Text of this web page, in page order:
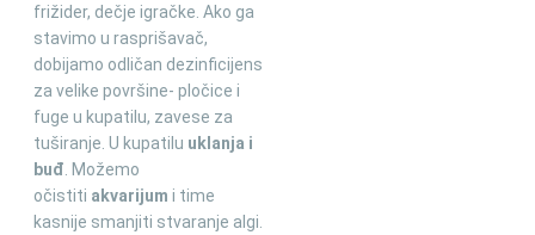
frižider, dečje igračke. Ako ga
stavimo u rasprišavač,
dobijamo odličan dezinficijens
za velike površine- pločice i
fuge u kupatilu, zavese za
tuširanje. U kupatilu uklanja i
buđ . Možemo
očistiti akvarijum i time
kasnije smanjiti stvaranje algi.